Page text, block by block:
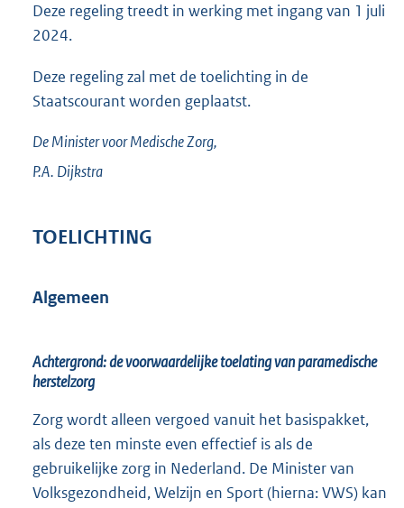
Deze regeling treedt in werking met ingang van 1 juli
2024.
Deze regeling zal met de toelichting in de
Staatscourant worden geplaatst.
De Minister voor Medische Zorg,
P.A. Dijkstra
TOELICHTING
Algemeen
Achtergrond: de voorwaardelijke toelating van paramedische
herstelzorg
Zorg wordt alleen vergoed vanuit het basispakket,
als deze ten minste even effectief is als de
gebruikelijke zorg in Nederland. De Minister van
Volksgezondheid, Welzijn en Sport (hierna: VWS) kan